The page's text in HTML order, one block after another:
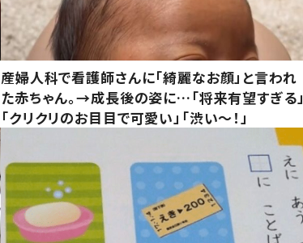
産婦人科で看護師さんに「綺麗なお顔」と言われ
た赤ちゃん。→成長後の姿に…「将来有望すぎる」
「クリクリのお目目で可愛い」「渋い～！」